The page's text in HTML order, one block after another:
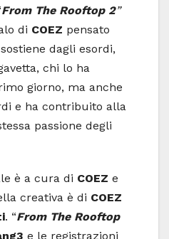
From The Rooftop 2”
di COEZ pensato
dagli esordi,
chi lo ha
giorno, ma anche
e ha contribuito alla
passione degli
è a cura di COEZ e
creativa è di COEZ
. “From The Rooftop
e le registrazioni